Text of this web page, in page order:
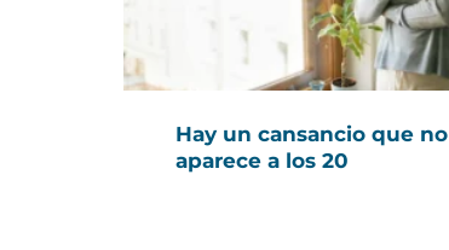
Hay un cansancio que no
aparece a los 20